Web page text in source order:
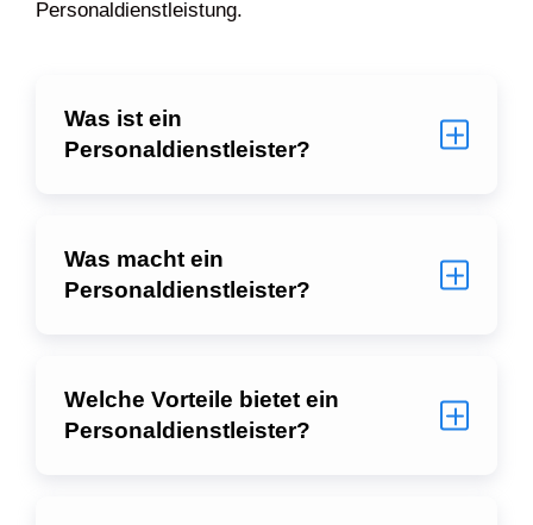
Personaldienstleistung.
Was ist ein
Personaldienstleister?
Was macht ein
Personaldienstleister?
Welche Vorteile bietet ein
Personaldienstleister?